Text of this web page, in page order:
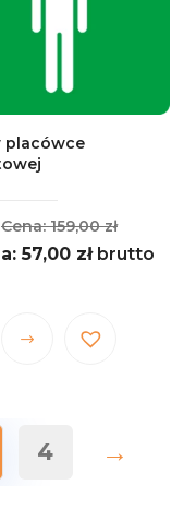
placówce
159,00zł
cena
57,00 złAktualna
57,00 zł.
brutto
Ten
wariantów.
4 →